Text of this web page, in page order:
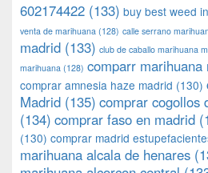
602174422 (133) buy best weed
venta de marihuana (128) calle serrano
madrid (133) club de caballo marihuana
marihuana (128) comparr marihuana
comprar amnesia haze madrid (130)
Madrid (135) comprar cogollos
(134) comprar faso en madrid
(130) comprar madrid
marihuana alcala de henares